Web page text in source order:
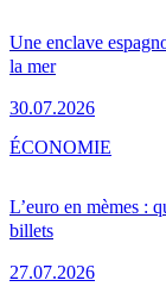
Une enclave
la mer
30.07.2026
L’euro en mèmes :
billets
27.07.2026
ÉCONOMIE